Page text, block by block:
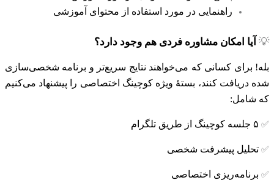
راهنمایی در مورد استفاده از محتوای آموزشی
💡 آیا امکان مشاوره فردی هم وجود دارد؟
بله! برای کسانی که می‌‌خواهند نتایج سریع‌تر و برنامه شخصی‌سازی
شده دریافت کنند، بستهٔ ویژه کوچینگ اختصاصی را پیشنهاد می‌کنیم
که شامل:
✅ ۵ جلسه کوچینگ از طریق تلگرام
✅ تحلیل پیشرفت شخصی
✅ برنامه‌ریزی اختصاصی